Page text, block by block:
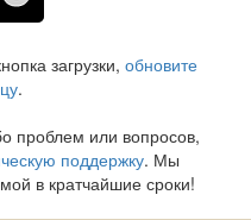
загрузки, обновите
.
проблем или вопросов,
поддержку. Мы
в кратчайшие сроки!